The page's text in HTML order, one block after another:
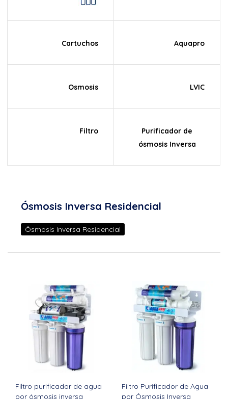
Cartuchos Aquapro
Osmosis LVIC
Filtro
Purificador de
ósmosis Inversa
Ósmosis Inversa Residencial
Ósmosis Inversa Residencial
Filtro purificador de agua
por ósmosis inversa
Filtro Purificador de Agua
por Ósmosis Inversa